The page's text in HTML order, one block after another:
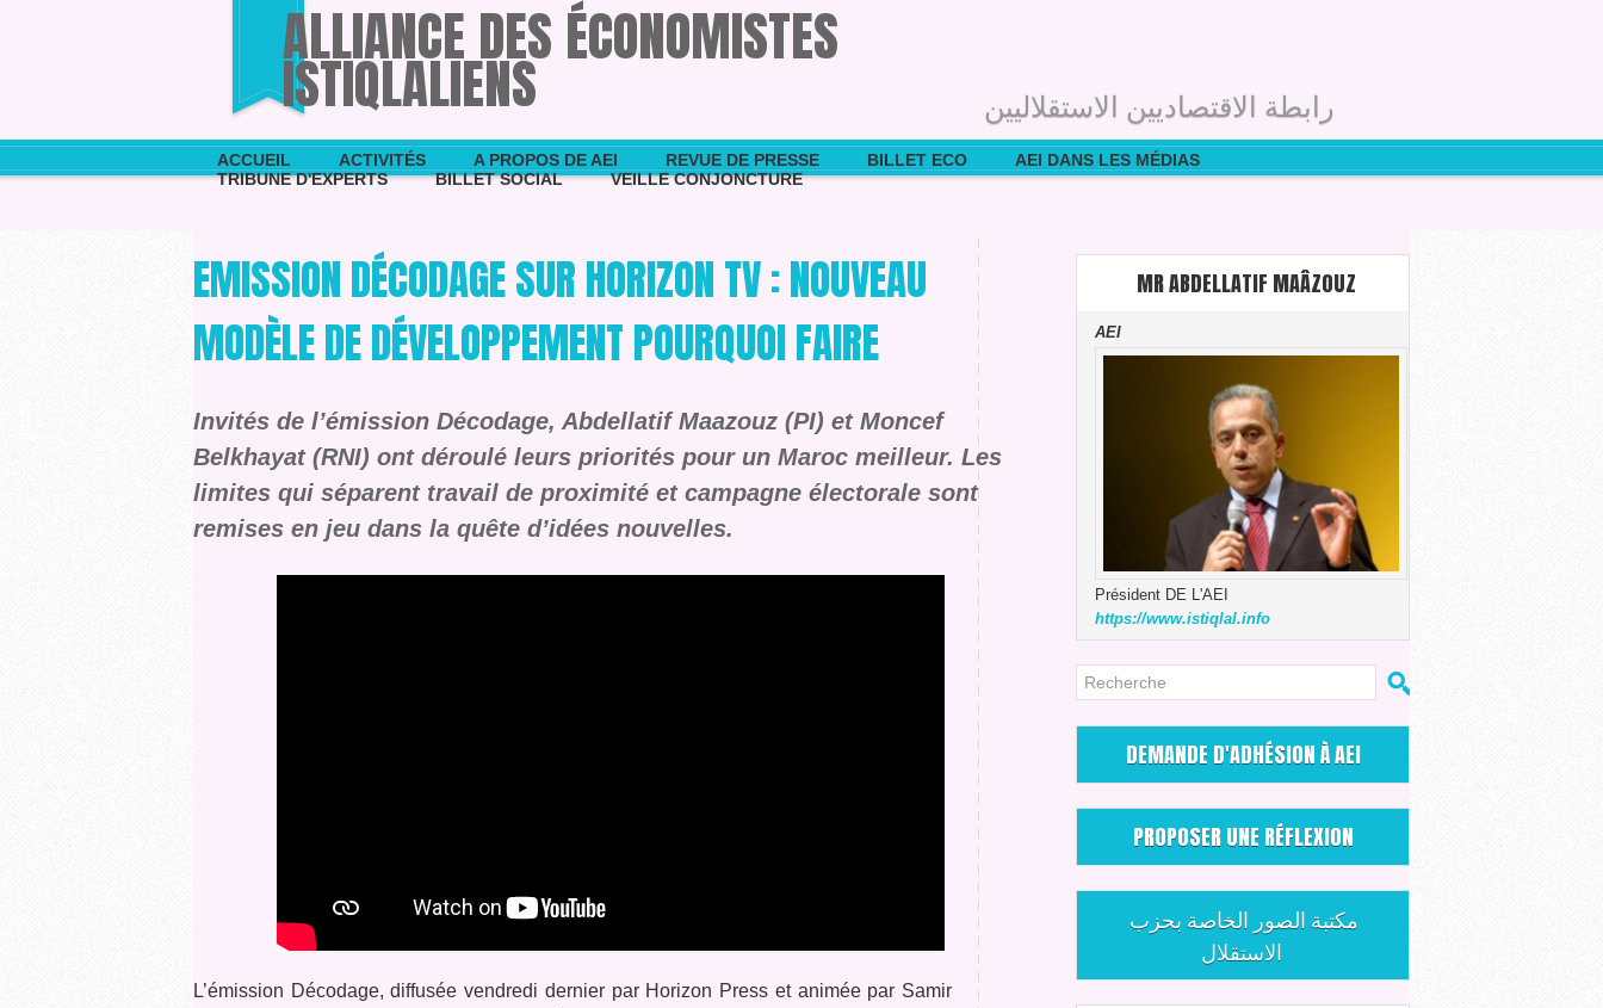
ALLIANCE DES ÉCONOMISTES
ISTIQLALIENS رابطة الاقتصاديين الاستقلاليين
ACCUEIL ACTIVITÉS A PROPOS DE AEI REVUE DE PRESSE BILLET ECO
AEI DANS LES MÉDIAS
TRIBUNE D'EXPERTS
BILLET SOCIAL VEILLE CONJONCTURE
EMISSION DÉCODAGE SUR HORIZON TV : NOUVEAU
MODÈLE DE DÉVELOPPEMENT POURQUOI FAIRE
Invités de l’émission Décodage, Abdellatif Maazouz (PI) et Moncef
Belkhayat (RNI) ont déroulé leurs priorités pour un Maroc meilleur. Les
limites qui séparent travail de proximité et campagne électorale sont
remises en jeu dans la quête d’idées nouvelles.
L’émission Décodage, diffusée vendredi dernier par Horizon Press et animée par Samir
MR ABDELLATIF MAÂZOUZ
AEI
Président DE L'AEI
https://www.istiqlal.info
DEMANDE D'ADHÉSION À AEI
PROPOSER UNE RÉFLEXION
مكتبة الصور الخاصة بحزب
الاستقلال